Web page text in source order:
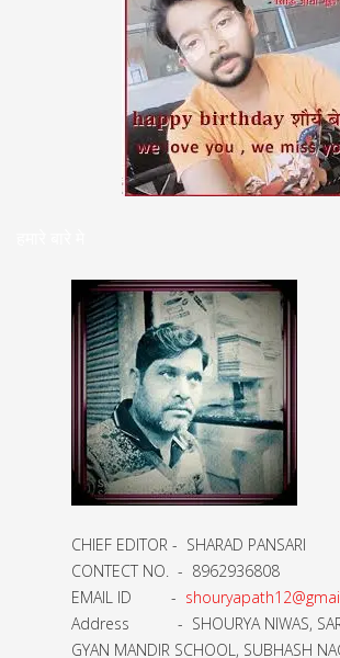
CHIEF EDITOR - SHARAD PANSARI
CONTECT NO. - 8962936808
EMAIL ID -
Address - SHOURYA NIWAS,
GYAN MANDIR SCHOOL, SUBHASH